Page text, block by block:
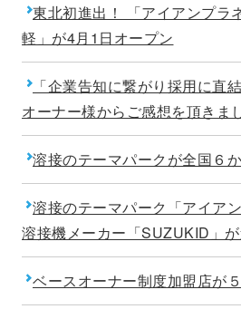
東北初進出！ 「アイアンプラ
軽」が4月1日オープン
「企業告知に繋がり採用に直
オーナー様からご感想を頂きま
溶接のテーマパークが全国６
溶接のテーマパーク「アイア
溶接機メーカー「SUZUKID」
ベースオーナー制度加盟店が